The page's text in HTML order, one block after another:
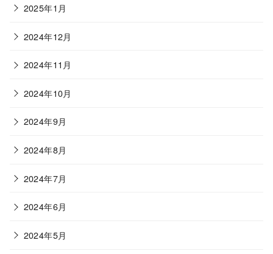
2025年1月
2024年12月
2024年11月
2024年10月
2024年9月
2024年8月
2024年7月
2024年6月
2024年5月